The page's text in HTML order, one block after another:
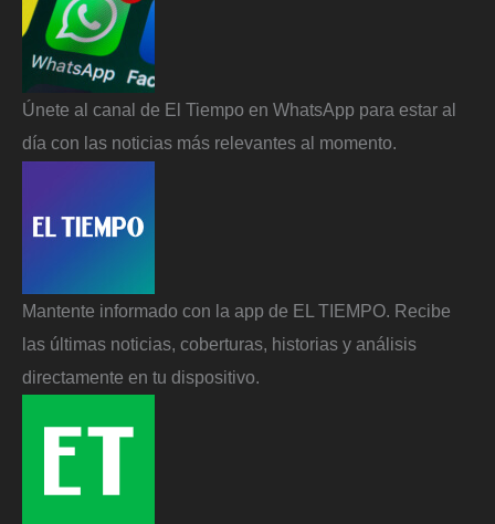
Únete al canal de El Tiempo en WhatsApp para estar al
día con las noticias más relevantes al momento.
Mantente informado con la app de EL TIEMPO. Recibe
las últimas noticias, coberturas, historias y análisis
directamente en tu dispositivo.